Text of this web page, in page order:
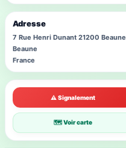
⚠ Signalement
🗺 Voir carte
Adresse
7 Rue Henri Dunant 21200 Beaune
Beaune
France